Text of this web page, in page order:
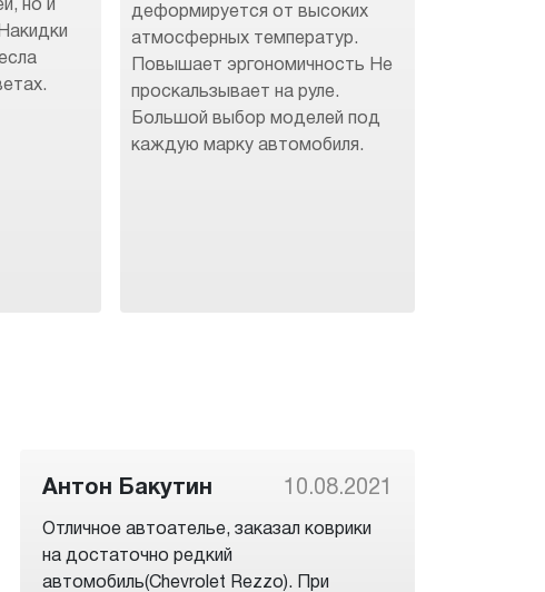
но и
деформируется от высоких
атмосферных температур.
Повышает эргономичность Не
проскальзывает на руле.
Большой выбор моделей под
каждую марку автомобиля.
Антон Бакутин 10.08.2021
Отличное автоателье, заказал коврики
на достаточно редкий
автомобиль(Chevrolet Rezzo). При